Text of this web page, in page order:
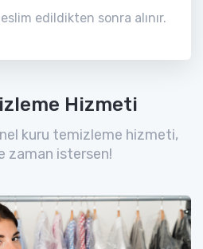
edildikten sonra alınır.
Hizmeti
kuru temizleme hizmeti,
zaman istersen!